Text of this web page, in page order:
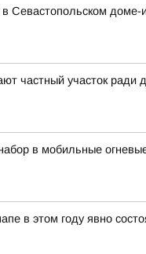
Севастопольском
частный участок ради
в мобильные
в этом году явно